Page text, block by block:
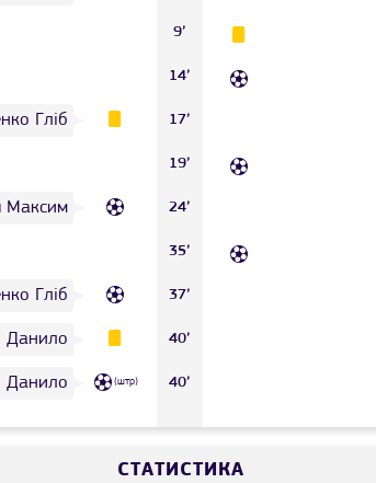
9’
14’
Гліб 17’
19’
Максим 24’
35’
Гліб 37’
Данило 40’
Данило (штр) 40’
СТАТИСТИКА